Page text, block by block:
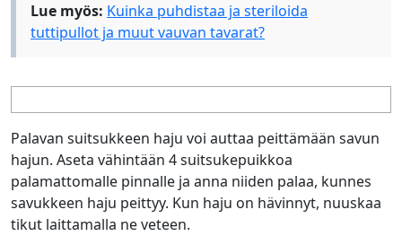
Lue myös: Kuinka puhdistaa ja steriloida
tuttipullot ja muut vauvan tavarat?
Palavan suitsukkeen haju voi auttaa peittämään savun
hajun. Aseta vähintään 4 suitsukepuikkoa
palamattomalle pinnalle ja anna niiden palaa, kunnes
savukkeen haju peittyy. Kun haju on hävinnyt, nuuskaa
tikut laittamalla ne veteen.